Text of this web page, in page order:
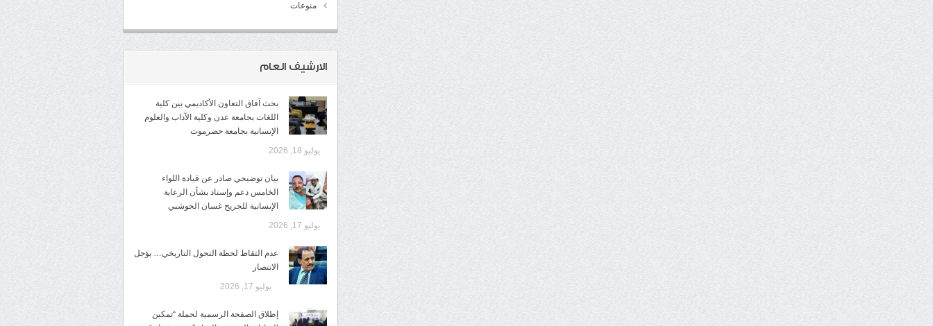
منوعات
الارشيف العام
بحث آفاق التعاون الأكاديمي بين كلية
اللغات بجامعة عدن وكلية الآداب والعلوم
الإنسانية بجامعة حضرموت
يوليو 18, 2026
​بيان توضيحي صادر عن قيادة اللواء
الخامس دعم وإسناد بشأن الرعاية
الإنسانية للجريح غسان الحوشبي
يوليو 17, 2026
عدم التقاط لحظة التحول التاريخي… يؤجل
الانتصار
يوليو 17, 2026
إطلاق الصفحة الرسمية لحملة “تمكين